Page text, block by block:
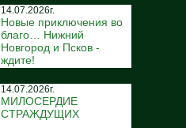
14.07.2026г.
Новые приключения во
благо… Нижний
Новгород и Псков -
ждите!
14.07.2026г.
МИЛОСЕРДИЕ
СТРАЖДУЩИХ